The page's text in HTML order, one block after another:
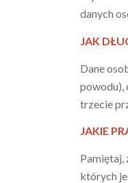
danych
JAK
Dane
powodu),
trzecie
JAKIE
Pamiętaj,
których